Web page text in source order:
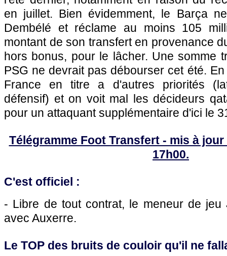
en juillet. Bien évidemment, le Barça
Dembélé et réclame au moins 105
montant de son transfert en provenance
hors bonus, pour le lâcher. Une somme
PSG ne devrait pas débourser cet été.
France en titre a d'autres priorités
défensif) et on voit mal les décideurs
pour un attaquant supplémentaire d'ici le
Télégramme Foot Transfert - mis à
17h00.
C'est officiel :
- Libre de tout contrat, le meneur de jeu
avec Auxerre.
Le TOP des bruits de couloir qu'il ne